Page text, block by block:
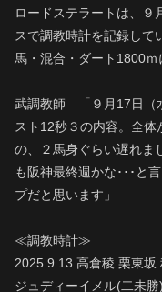
ロードステラートは、９
スで調教時計を記録して
馬・混合・ダート1800ｍ
武調教師 「９月17日（
スト12秒３の内容。全
の、２馬身ぐらい遅れま
も阪神最終週かな･･･と
プだと思います」
≪調教時計≫
2025 9 13 高倉稜 栗東坂
ジュディーイメル(二未